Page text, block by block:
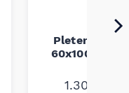
Pletenica
60x100
1.300,00